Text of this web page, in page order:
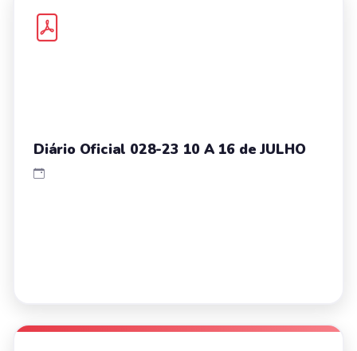
Diário Oficial 028-23 10 A 16 de JULHO